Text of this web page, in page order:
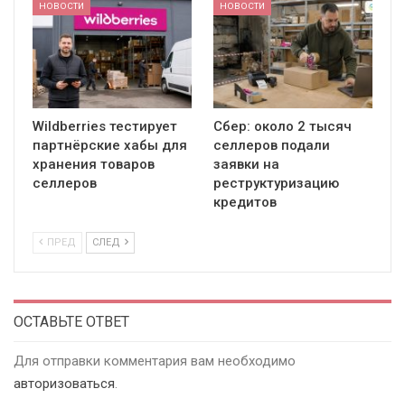
НОВОСТИ
Wildberries тестирует
партнёрские хабы для
хранения товаров
селлеров
НОВОСТИ
Сбер: около 2 тысяч
селлеров подали
заявки на
реструктуризацию
кредитов
ПРЕД СЛЕД
ОСТАВЬТЕ ОТВЕТ
Для отправки комментария вам необходимо
авторизоваться.